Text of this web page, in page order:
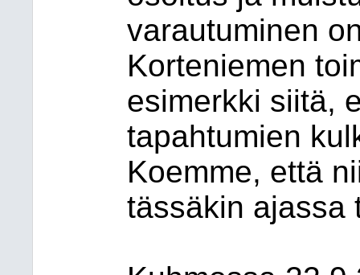
varautuminen
Korteniemen
esimerkki siitä,
tapahtumien
Koemme, että
tässäkin ajassa